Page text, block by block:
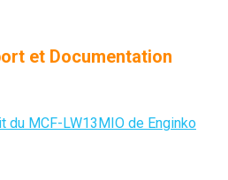
et Documentation
du MCF-LW13MIO de Enginko